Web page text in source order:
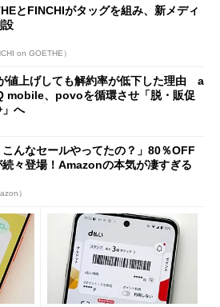
とFINCHIがタッグを組み、新メディ
設
on GOETHE）
値上げしても解約率が低下した理由 a
mobile、povoを循環させ「脱・販促
」へ
こんなセールやってたの？」80％OFF
続々登場！Amazonの本気が凄すぎる
）